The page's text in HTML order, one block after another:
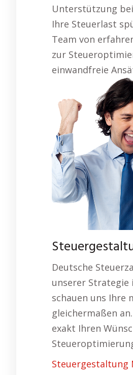
Unterstützung
Ihre Steuerlast
Team von
zur
einwandfreie
Deutsche
unserer Strategie
schauen uns Ihre
gleichermaßen
exakt Ihren
Steuergestaltung